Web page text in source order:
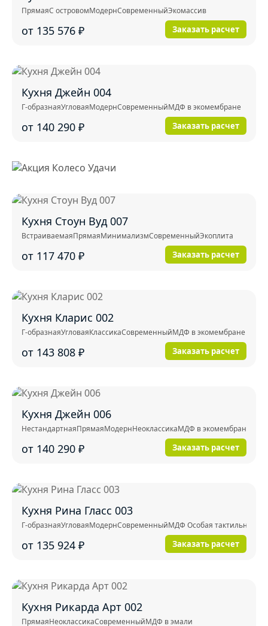
ПрямаяС островомМодернСовременныйЭкомассив
от 135 576 ₽ Заказать расчет
Кухня Джейн 004
Г-образнаяУгловаяМодернСовременныйМДФ в экомембране
от 140 290 ₽ Заказать расчет
Кухня Стоун Вуд 007
ВстраиваемаяПрямаяМинимализмСовременныйЭкоплита
от 117 470 ₽ Заказать расчет
Кухня Кларис 002
Г-образнаяУгловаяКлассикаСовременныйМДФ в экомембране
от 143 808 ₽ Заказать расчет
Кухня Джейн 006
НестандартнаяПрямаяМодернНеоклассикаМДФ в экомембране
от 140 290 ₽ Заказать расчет
Кухня Рина Гласс 003
Г-образнаяУгловаяМодернСовременныйМДФ Особая тактильность
от 135 924 ₽ Заказать расчет
Кухня Рикарда Арт 002
ПрямаяНеоклассикаСовременныйМДФ в эмали